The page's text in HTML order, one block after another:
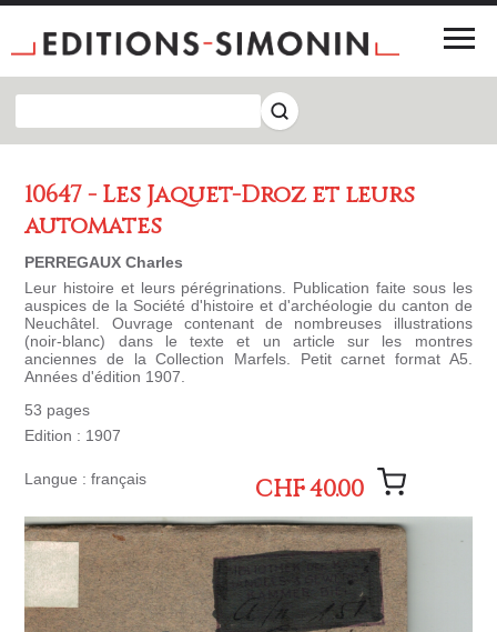
10647 - Les Jaquet-Droz et leurs
automates
PERREGAUX Charles
Leur histoire et leurs pérégrinations. Publication faite sous les
auspices de la Société d'histoire et d'archéologie du canton de
Neuchâtel. Ouvrage contenant de nombreuses illustrations
(noir-blanc) dans le texte et un article sur les montres
anciennes de la Collection Marfels. Petit carnet format A5.
Années d'édition 1907.
53 pages
Edition : 1907
Langue : français CHF 40.00